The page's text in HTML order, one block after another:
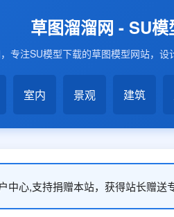
草图溜溜网 - SU
专注SU模型下载的草图模型网站，
室内 景观 建筑
中心,支持捐赠本站，获得站长赠送